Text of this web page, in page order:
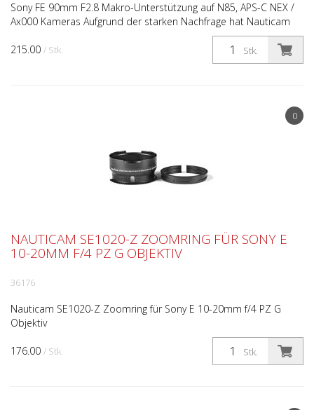
215.00 / Stk. Stk.
Sony FE 90mm F2.8 Makro-Unterstützung auf N85, APS-C NEX /
Ax000 Kameras Aufgrund der starken Nachfrage hat Nauticam
eine Fokussierausrüstung für das 90mm-Makroobjektiv v...
0
176.00 / Stk. Stk.
NAUTICAM SE1020-Z ZOOMRING FÜR SONY E
10-20MM F/4 PZ G OBJEKTIV
36176
Nauticam SE1020-Z Zoomring für Sony E 10-20mm f/4 PZ G
Objektiv